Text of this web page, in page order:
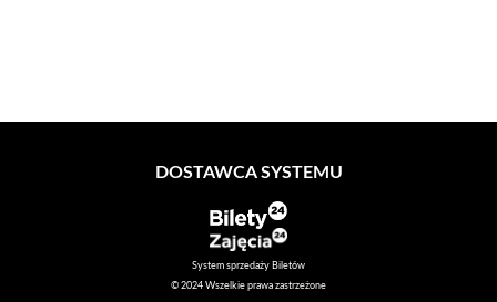
DOSTAWCA SYSTEMU
System sprzedaży Biletów
© 2024 Wszelkie prawa zastrzeżone